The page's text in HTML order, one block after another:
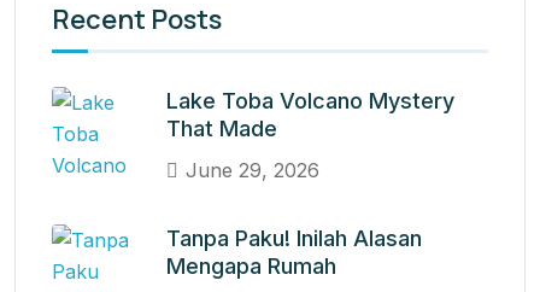
Recent Posts
Lake Toba Volcano Mystery
That Made
June 29, 2026
Tanpa Paku! Inilah Alasan
Mengapa Rumah